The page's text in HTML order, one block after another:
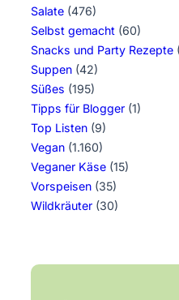
Salate (476)
Selbst gemacht (60)
Snacks und Party Rezepte
Suppen (42)
Süßes (195)
Tipps für Blogger (1)
Top Listen (9)
Vegan (1.160)
Veganer Käse (15)
Vorspeisen (35)
Wildkräuter (30)